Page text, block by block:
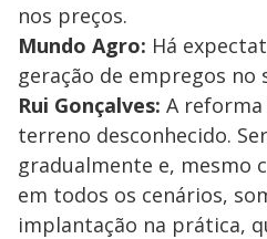
nos preços.
Mundo Agro: Há
geração de empregos no
Rui Gonçalves: A
terreno desconhecido.
gradualmente e, mesmo
em todos os cenários,
implantação na prática,